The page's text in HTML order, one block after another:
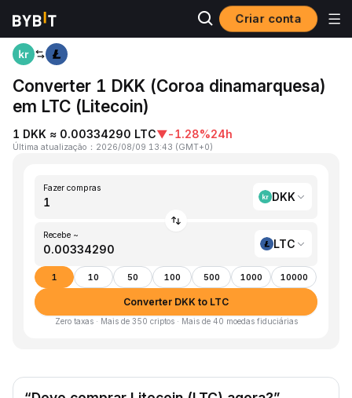
Criar conta
Página inicial
Converter 1 DKK (Coroa dinamarquesa)
em LTC (Litecoin)
1 DKK ≈ 0.00334290 LTC▼-1.28%24h
Última atualização ： 2026/08/09 13:43 (GMT+0)
Fazer compras
DKK
Recebe ~
LTC
1 10 50 100 500 1000 10000
Converter DKK to LTC
Zero taxas · Mais de 350 criptos · Mais de 40 moedas fiduciárias